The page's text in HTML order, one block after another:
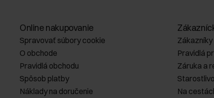
Online nakupovanie
Spravovať súbory cookie
O obchode
Pravidlá obchodu
Spôsob platby
Náklady na doručenie
Zákazníky
Pravidlá
Záruka a
Na